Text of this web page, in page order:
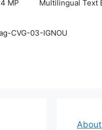
MP Multilingual Text
CVG-03-IGNOU
About